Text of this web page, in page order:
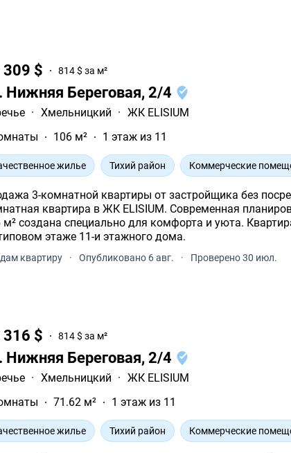
309 $ 814 $ за м²
Нижняя Береговая, 2/4
· Хмельницкий · ЖК ELISIUM
106 м² 1 этаж из 11
жилье Тихий район Коммерческие
3-комнатной квартиры от застройщика без
квартира в ЖК ELISIUM. Современная планировка площадью -
создана специально для комфорта и уюта. Квартира расположена
этаже 11-и этажного дома.
квартиру · Опубликовано 6 авг. · Проверено 30 июл.
316 $ 814 $ за м²
Нижняя Береговая, 2/4
· Хмельницкий · ЖК ELISIUM
71.62 м² 1 этаж из 11
жилье Тихий район Коммерческие